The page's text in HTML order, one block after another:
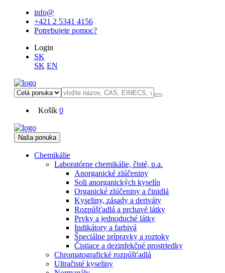
info@
+421 2 5341 4156
Potrebujete pomoc?
Login
SK
SK EN
Košík 0
Naša ponuka
Chemikálie
Laboratórne chemikálie, čisté, p.a.
Anorganické zlúčeniny
Soli anorganických kyselín
Organické zlúčeniny a činidlá
Kyseliny, zásady a deriváty
Rozpúšťadlá a prchavé látky
Prvky a jednoduché látky
Indikátory a farbivá
Špeciálne prípravky a roztoky
Čistiace a dezinfekčné prostriedky
Chromatografické rozpúšťadlá
Ultračisté kyseliny